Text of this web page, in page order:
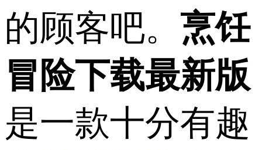
的顾客吧。 烹饪
冒险下载最新版
是一款十分有趣